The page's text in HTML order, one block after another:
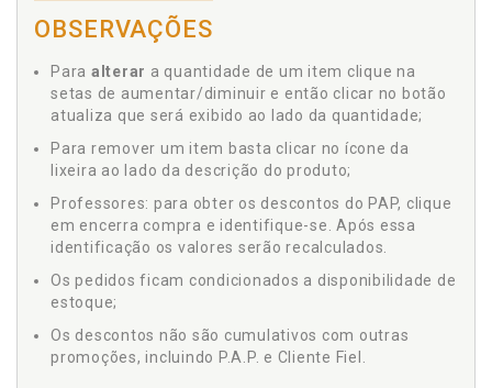
OBSERVAÇÕES
Para alterar a quantidade de um item clique na
setas de aumentar/diminuir e então clicar no botão
atualiza que será exibido ao lado da quantidade;
Para remover um item basta clicar no ícone da
lixeira ao lado da descrição do produto;
Professores: para obter os descontos do PAP, clique
em encerra compra e identifique-se. Após essa
identificação os valores serão recalculados.
Os pedidos ficam condicionados a disponibilidade de
estoque;
Os descontos não são cumulativos com outras
promoções, incluindo P.A.P. e Cliente Fiel.